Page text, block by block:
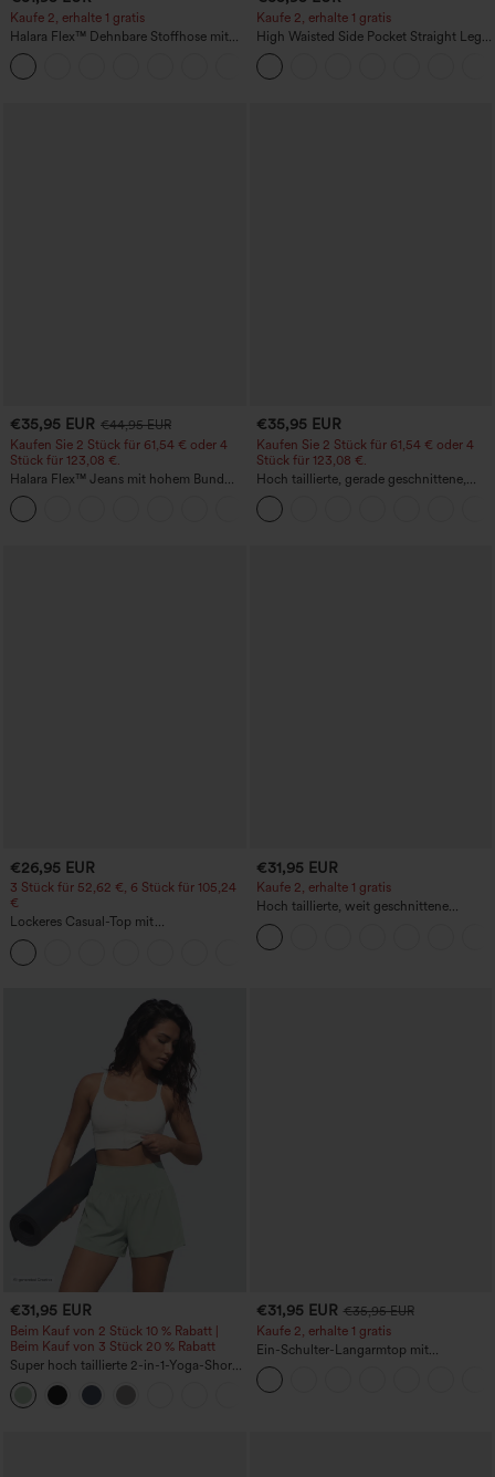
Kaufe 2, erhalte 1 gratis
Halara Flex™ Dehnbare Stoffhose mit
hohem Bund und Seitentasche hinten
Kaufe 2, erhalte 1 gratis
High Waisted Side Pocket Straight Leg
Work Pants
€35,95 EUR €44,95 EUR
Kaufen Sie 2 Stück für 61,54 € oder 4
Stück für 123,08 €.
Halara Flex™ Jeans mit hohem Bund
und Taschen, gewaschener, lässiger
Bootcut
€35,95 EUR
Kaufen Sie 2 Stück für 61,54 € oder 4
Stück für 123,08 €.
Hoch taillierte, gerade geschnittene,
legere Leinen-Optik-Hose mit Taschen
€26,95 EUR
3 Stück für 52,62 €, 6 Stück für 105,24
€
Lockeres Casual-Top mit
Rundhalsausschnitt und
Fledermausärmeln
€31,95 EUR
Kaufe 2, erhalte 1 gratis
Hoch taillierte, weit geschnittene
Freizeithose aus Leinenmischung mit
Kordelzug und Taschen
€31,95 EUR
Beim Kauf von 2 Stück 10 % Rabatt |
Beim Kauf von 3 Stück 20 % Rabatt
Super hoch taillierte 2-in-1-Yoga-Shorts
mit Gesäßtasche und Seitentasche-
längere Länge
€31,95 EUR €35,95 EUR
Kaufe 2, erhalte 1 gratis
Ein-Schulter-Langarmtop mit
Daumenloch, geschwungener Saum
(High-Low), schnell trocknend – Yoga-
Sporttop mit integriertem BH